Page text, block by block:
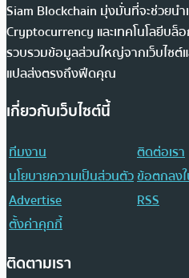
Siam Blockchain มุ่งมั่นที่จะช่วยนำ
Cryptocurrency และเทคโนโลยีบล็
รวบรวมข้อมูลส่วนใหญ่จากเว็บไซต์
แปลส่งตรงถึงฟีดคุณ
เกี่ยวกับเว็บไซต์นี้
ทีมงาน
ติดต่อเรา
นโยบายความเป็นส่วนตัวข้อตกลง
Advertise
RSS
ตั้งค่าคุกกี้
ติดตามเรา